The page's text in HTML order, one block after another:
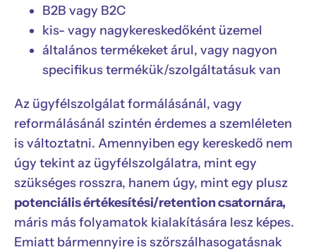
B2B vagy B2C
kis- vagy nagykereskedőként üzemel
általános termékeket árul, vagy nagyon
specifikus termékük/szolgáltatásuk van
Az ügyfélszolgálat formálásánál, vagy
reformálásánál szintén érdemes a szemléleten
is változtatni. Amennyiben egy kereskedő nem
úgy tekint az ügyfélszolgálatra, mint egy
szükséges rosszra, hanem úgy, mint egy plusz
potenciális értékesítési/retention csatornára,
máris más folyamatok kialakítására lesz képes.
Emiatt bármennyire is szőrszálhasogatásnak